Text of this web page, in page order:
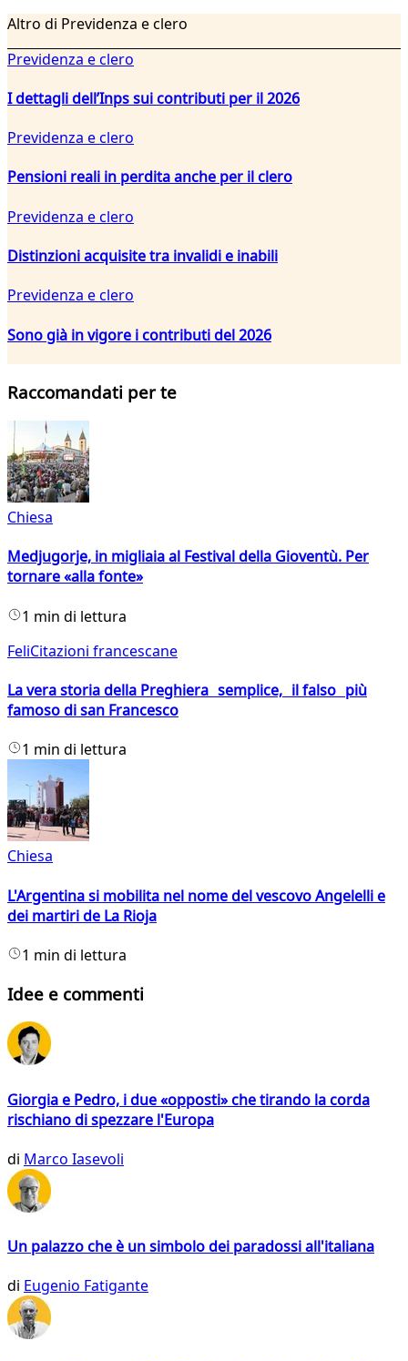
Altro di Previdenza e clero
Previdenza e clero
I dettagli dell’Inps sui contributi per il 2026
Previdenza e clero
Pensioni reali in perdita anche per il clero
Previdenza e clero
Distinzioni acquisite tra invalidi e inabili
Previdenza e clero
Sono già in vigore i contributi del 2026
Raccomandati per te
Chiesa
Medjugorje, in migliaia al Festival della Gioventù. Per
tornare «alla fonte»
1 min di lettura
FeliCitazioni francescane
La vera storia della Preghiera semplice, il falso più
famoso di san Francesco
1 min di lettura
Chiesa
L'Argentina si mobilita nel nome del vescovo Angelelli e
dei martiri de La Rioja
1 min di lettura
Idee e commenti
Giorgia e Pedro, i due «opposti» che tirando la corda
rischiano di spezzare l'Europa
di Marco Iasevoli
Un palazzo che è un simbolo dei paradossi all'italiana
di Eugenio Fatigante